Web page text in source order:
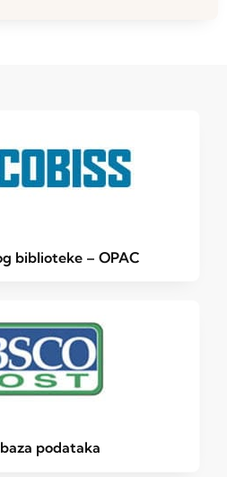
biblioteke – OPAC
podataka